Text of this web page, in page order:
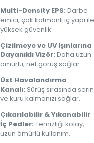
Multi-Density EPS: Darbe
emici, çok katmanlı iç yapı ile
yüksek güvenlik.
Çizilmeye ve UV Işınlarına
Dayanıklı Vizör: Daha uzun
ömürlü, net görüş sağlar.
Üst Havalandırma
Kanalı: Sürüş sırasında serin
ve kuru kalmanızı sağlar.
Çıkarılabilir & Yıkanabilir
İç Pedler: Temizliği kolay,
uzun ömürlü kullanım.